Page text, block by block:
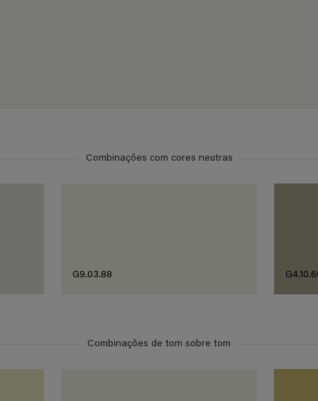
Combinações com cores neutras
G9.03.88
Combinações de tom sobre tom